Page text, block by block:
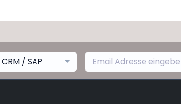
CRM / SAP